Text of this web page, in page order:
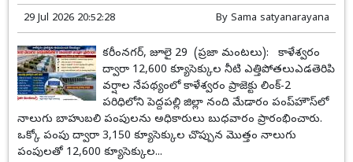
29 Jul 2026 20:52:28 By Sama satyanarayana
కరీంనగర్, జూలై 29 (ప్రజా మంటలు): కాళేశ్వరం
ద్వారా 12,600 క్యూసెక్కుల నీటి ఎత్తిపోతలుఎడతెరిపి
వర్షాల నేపథ్యంలో కాళేశ్వరం ప్రాజెక్టు లింక్-2
పరిధిలోని పెద్దపల్లి జిల్లా నంది మేడారం పంప్‌హౌస్‌లో
నాలుగు బాహుబలి పంపులను అధికారులు బుధవారం ప్రారంభించారు.
ఒక్కో పంపు ద్వారా 3,150 క్యూసెక్కుల చొప్పున మొత్తం నాలుగు
పంపులతో 12,600 క్యూసెక్కుల...